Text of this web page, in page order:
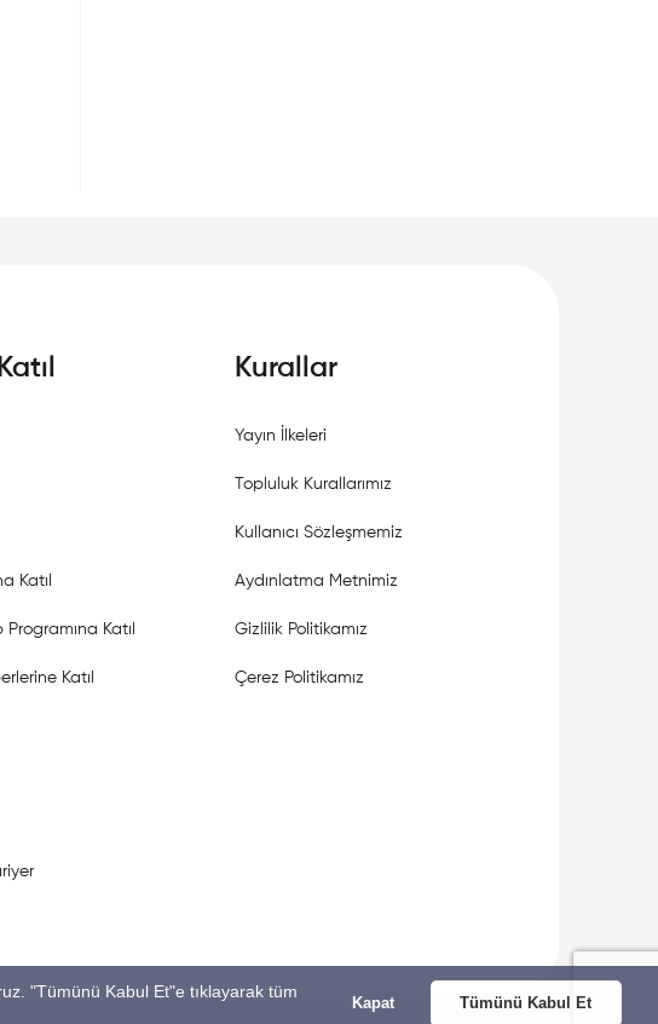
"Tümünü Kabul Et"e tıklayarak tüm
Kapat Tümünü Kabul Et
Katıl
Katıl
Katıl
Kurallar
Yayın İlkeleri
Topluluk Kurallarımız
Kullanıcı Sözleşmemiz
Aydınlatma Metnimiz
Gizlilik Politikamız
Çerez Politikamız